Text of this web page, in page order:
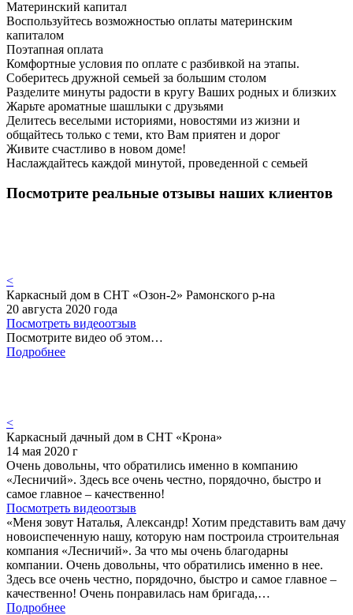
Материнский капитал
Воспользуйтесь возможностью оплаты материнским
капиталом
Поэтапная оплата
Комфортные условия по оплате с разбивкой на этапы.
Соберитесь дружной семьей за большим столом
Разделите минуты радости в кругу Ваших родных и близких
Жарьте ароматные шашлыки с друзьями
Делитесь веселыми историями, новостями из жизни и
общайтесь только с теми, кто Вам приятен и дорог
Живите счастливо в новом доме!
Наслаждайтесь каждой минутой, проведенной с семьей
Посмотрите реальные отзывы наших клиентов
<
Каркасный дом в СНТ «Озон-2» Рамонского р-на
20 августа 2020 года
Посмотреть видеоотзыв
Посмотрите видео об этом…
Подробнее
<
Каркасный дачный дом в СНТ «Крона»
14 мая 2020 г
Очень довольны, что обратились именно в компанию
«Лесничий». Здесь все очень честно, порядочно, быстро и
самое главное – качественно!
Посмотреть видеоотзыв
«Меня зовут Наталья, Александр! Хотим представить вам дачу
новоиспеченную нашу, которую нам построила строительная
компания «Лесничий». За что мы очень благодарны
компании. Очень довольны, что обратились именно в нее.
Здесь все очень честно, порядочно, быстро и самое главное –
качественно! Очень понравилась нам бригада,…
Подробнее